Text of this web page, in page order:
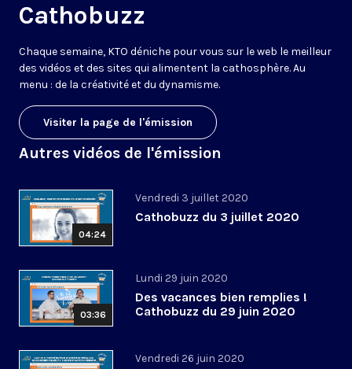
Cathobuzz
Chaque semaine, KTO déniche pour vous sur le web le meilleur
des vidéos et des sites qui alimentent la cathosphère. Au
menu : de la créativité et du dynamisme.
Visiter la page de l'émission
Autres vidéos de l'émission
04:24
Vendredi 3 juillet 2020
Cathobuzz du 3 juillet 2020
03:36
Lundi 29 juin 2020
Des vacances bien remplies !
Cathobuzz du 29 juin 2020
Vendredi 26 juin 2020